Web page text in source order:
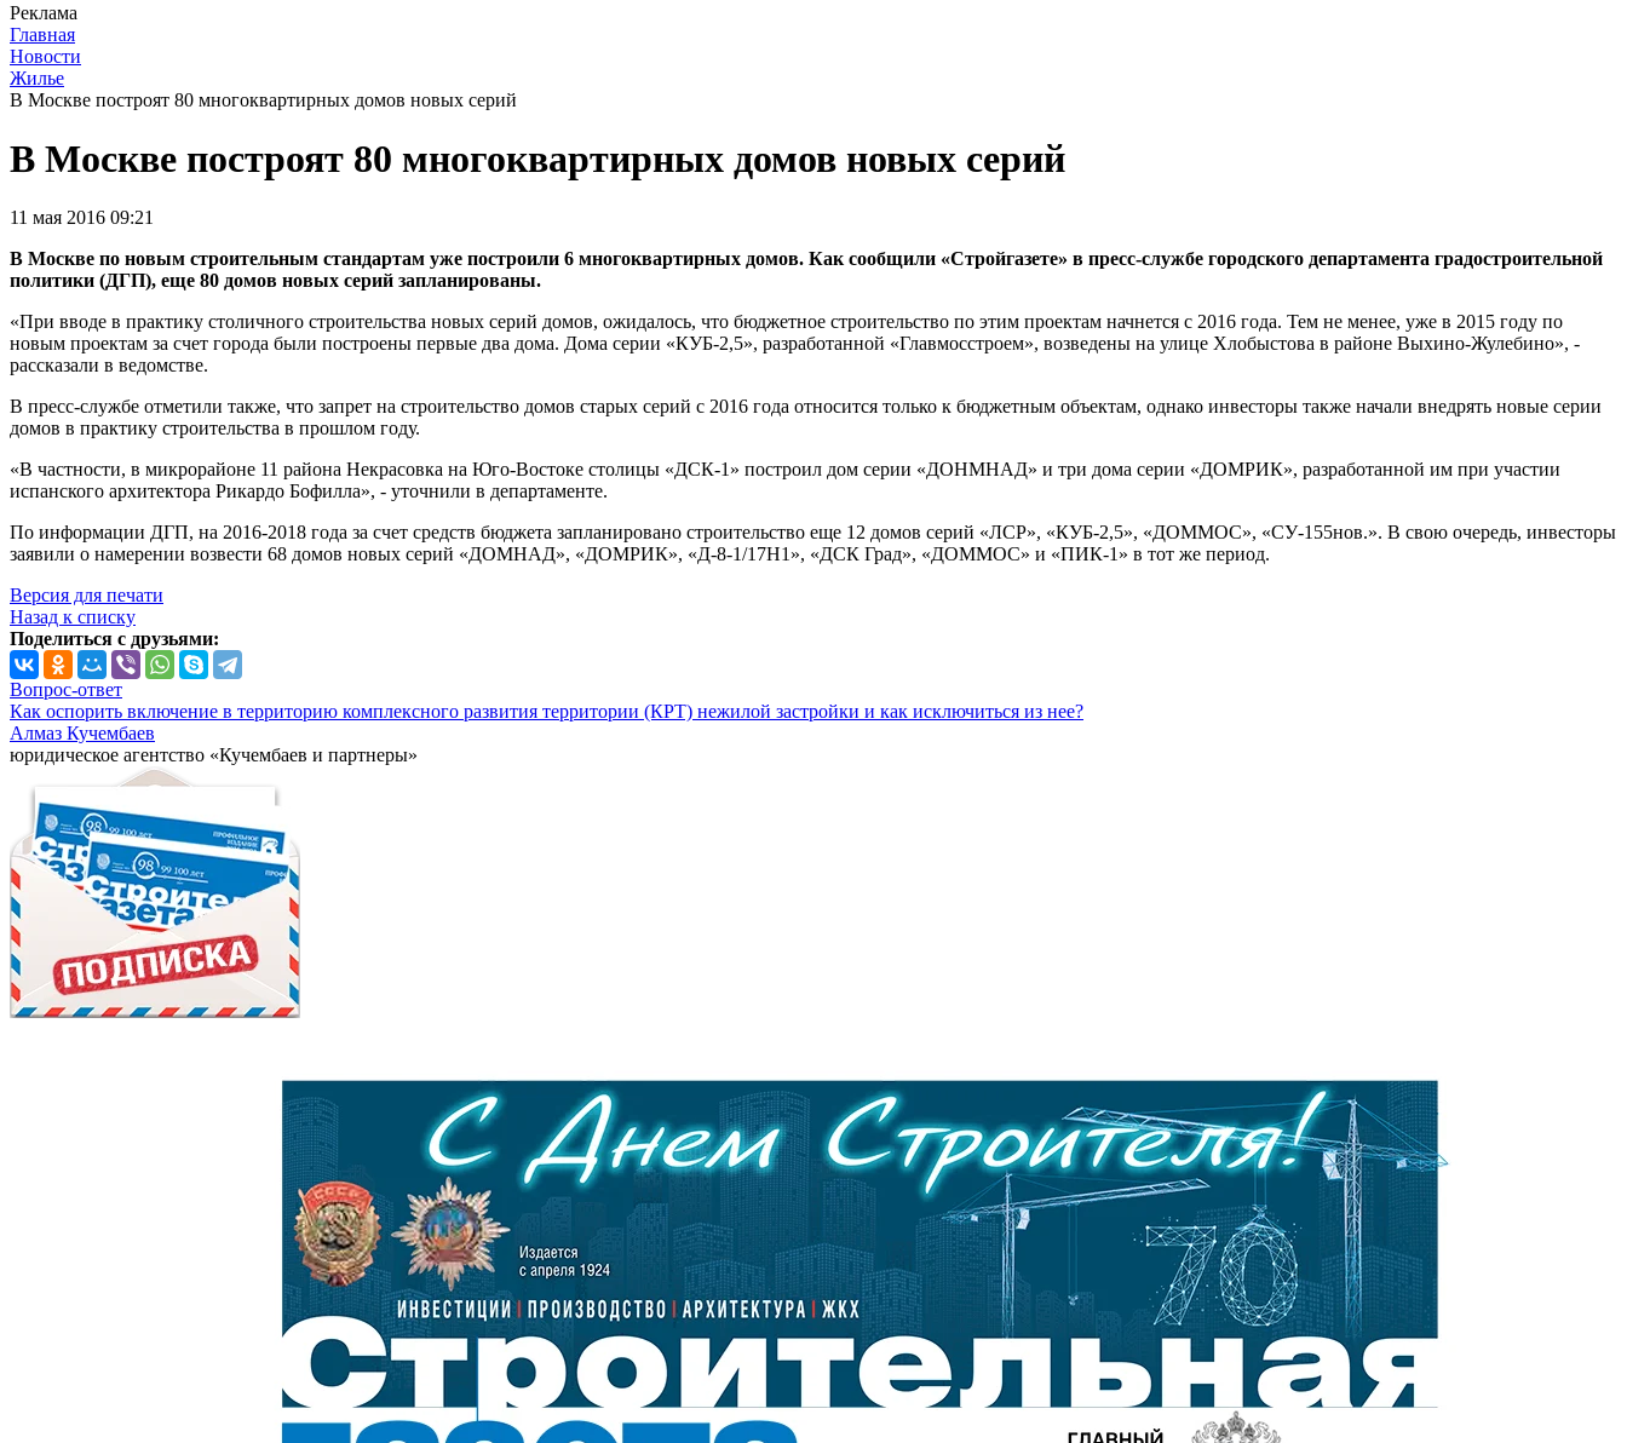
Реклама
Главная
Новости
Жилье
В Москве построят 80 многоквартирных домов новых серий
В Москве построят 80 многоквартирных домов новых серий
11 мая 2016 09:21
В Москве по новым строительным стандартам уже построили 6 многоквартирных домов. Как сообщили «Стройгазете» в пресс-службе городского департамента градостроительной
политики (ДГП), еще 80 домов новых серий запланированы.
«При вводе в практику столичного строительства новых серий домов, ожидалось, что бюджетное строительство по этим проектам начнется с 2016 года. Тем не менее, уже в 2015 году по
новым проектам за счет города были построены первые два дома. Дома серии «КУБ-2,5», разработанной «Главмосстроем», возведены на улице Хлобыстова в районе Выхино-Жулебино», -
рассказали в ведомстве.
В пресс-службе отметили также, что запрет на строительство домов старых серий с 2016 года относится только к бюджетным объектам, однако инвесторы также начали внедрять новые серии
домов в практику строительства в прошлом году.
«В частности, в микрорайоне 11 района Некрасовка на Юго-Востоке столицы «ДСК-1» построил дом серии «ДОНМНАД» и три дома серии «ДОМРИК», разработанной им при участии
испанского архитектора Рикардо Бофилла», - уточнили в департаменте.
По информации ДГП, на 2016-2018 года за счет средств бюджета запланировано строительство еще 12 домов серий «ЛСР», «КУБ-2,5», «ДОММОС», «СУ-155нов.». В свою очередь, инвесторы
заявили о намерении возвести 68 домов новых серий «ДОМНАД», «ДОМРИК», «Д-8-1/17Н1», «ДСК Град», «ДОММОС» и «ПИК-1» в тот же период.
Версия для печати
Назад к списку
Поделиться с друзьями:
Вопрос-ответ
Как оспорить включение в территорию комплексного развития территории (КРТ) нежилой застройки и как исключиться из нее?
Алмаз Кучембаев
юридическое агентство «Кучембаев и партнеры»